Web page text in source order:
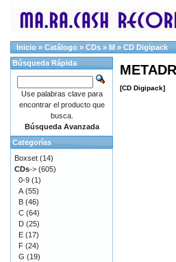
Inicio » Catálogo » CDs » M » CD Digipack
[CD Digipack]
Búsqueda Rápida
Use palabras clave para
encontrar el producto que
busca.
Búsqueda Avanzada
Categorías
Boxset (14)
CDs-> (605)
0-9 (1)
A (55)
B (46)
C (64)
D (25)
E (17)
F (24)
G (19)